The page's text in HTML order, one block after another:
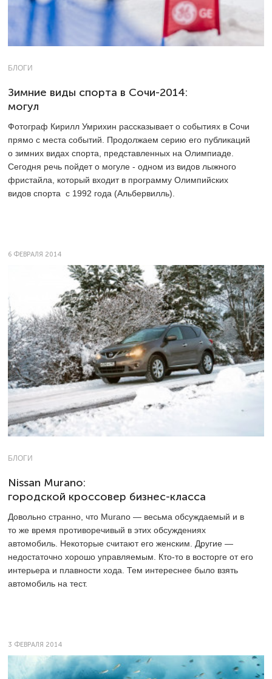
БЛОГИ
Зимние виды спорта в Сочи-2014:
могул
Фотограф Кирилл Умрихин рассказывает о событиях в Сочи
прямо с места событий. Продолжаем серию его публикаций
о зимних видах спорта, представленных на Олимпиаде.
Сегодня речь пойдет о могуле - одном из видов лыжного
фристайла, который входит в программу Олимпийских
видов спорта с 1992 года (Альбервилль).
6 ФЕВРАЛЯ 2014
БЛОГИ
Nissan Murano:
городской кроссовер бизнес-класса
Довольно странно, что Murano — весьма обсуждаемый и в
то же время противоречивый в этих обсуждениях
автомобиль. Некоторые считают его женским. Другие —
недостаточно хорошо управляемым. Кто-то в восторге от его
интерьера и плавности хода. Тем интереснее было взять
автомобиль на тест.
3 ФЕВРАЛЯ 2014